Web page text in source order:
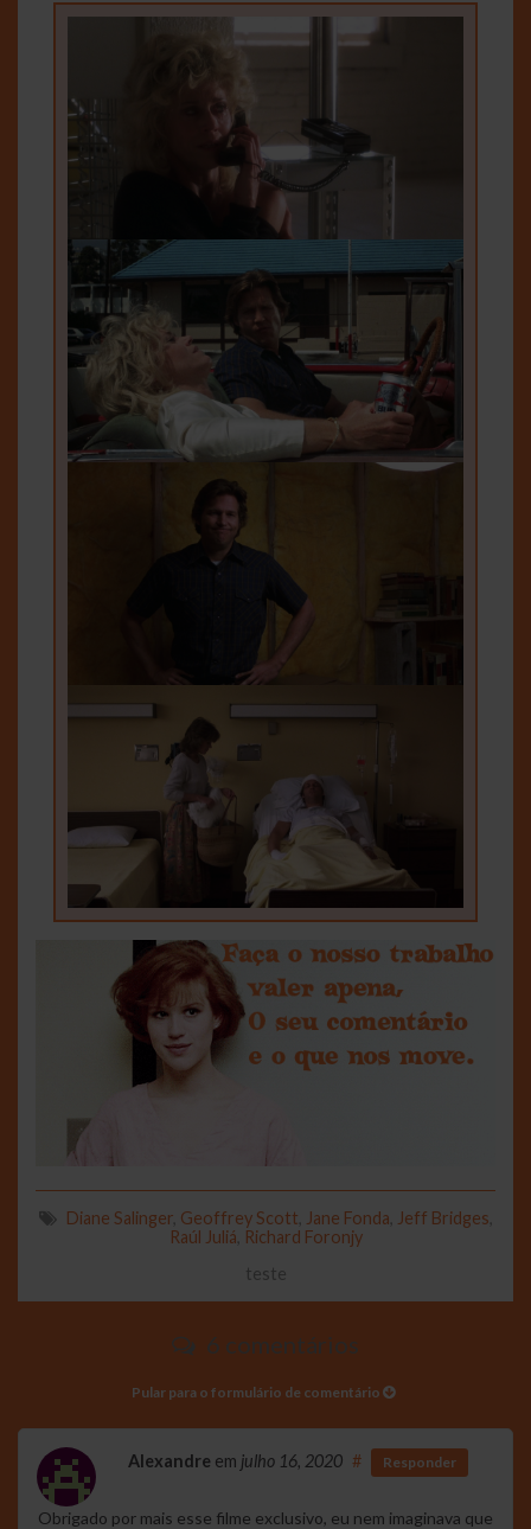
Diane Salinger, Geoffrey Scott Jane Fonda Jeff Bridges
Raúl Juliá Richard Foronjy
teste
6 comentários
Pular para o formulário de comentário
Alexandre em julho 16, 2020 # Responder
Obrigado por mais esse filme exclusivo, eu nem imaginava que